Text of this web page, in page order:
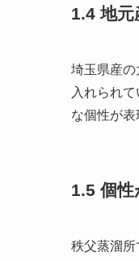
1.4 地
埼玉県産の
入れられ
な個性が表
1.5 個
秩父蒸溜